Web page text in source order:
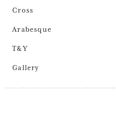
Cross
Arabesque
T&Y
Gallery